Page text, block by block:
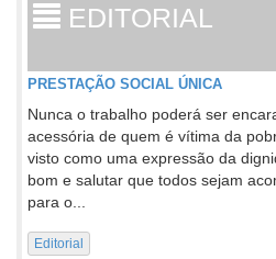
EDITORIAL
PRESTAÇÃO SOCIAL ÚNICA
Nunca o trabalho poderá ser
acessória de quem é vítima da
visto como uma expressão da
bom e salutar que todos sejam
para o...
Editorial